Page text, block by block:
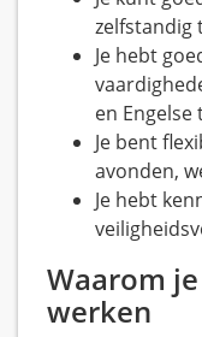
zelfstandig
Je hebt
en Engelse
Je bent
avonden,
Je hebt
Waarom
werken